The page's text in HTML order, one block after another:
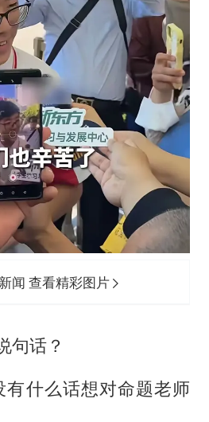
闻 查看精彩图片
句话？
有什么话想对命题老师